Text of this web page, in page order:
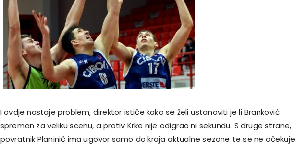
I ovdje nastaje problem, direktor ističe kako se želi ustanoviti je li Branković
spreman za veliku scenu, a protiv Krke nije odigrao ni sekundu. S druge strane,
povratnik Planinić ima ugovor samo do kraja aktualne sezone te se ne očekuje